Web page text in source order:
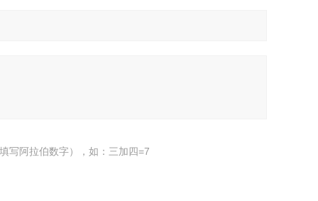
写阿拉伯数字），如：三加四=7